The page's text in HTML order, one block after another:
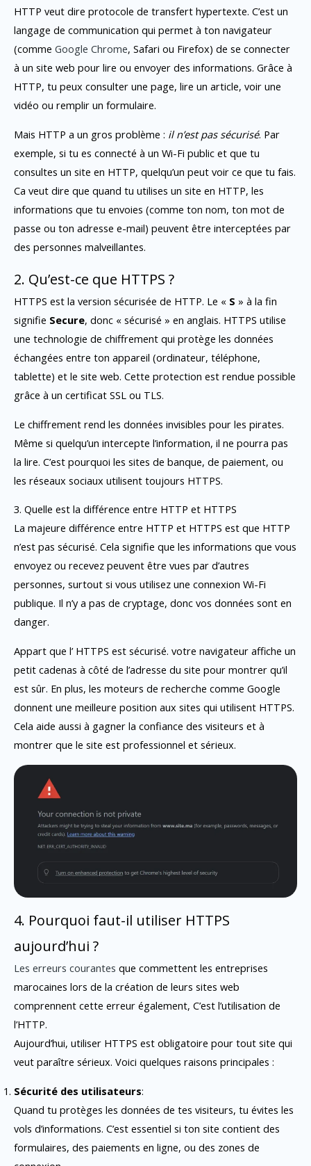
HTTP veut dire protocole de transfert hypertexte. C’est un
langage de communication qui permet à ton navigateur
(comme Google Chrome, Safari ou Firefox) de se connecter
à un site web pour lire ou envoyer des informations. Grâce à
HTTP, tu peux consulter une page, lire un article, voir une
vidéo ou remplir un formulaire.
Mais HTTP a un gros problème : il n’est pas sécurisé. Par
exemple, si tu es connecté à un Wi-Fi public et que tu
consultes un site en HTTP, quelqu’un peut voir ce que tu fais.
Ca veut dire que quand tu utilises un site en HTTP, les
informations que tu envoies (comme ton nom, ton mot de
passe ou ton adresse e-mail) peuvent être interceptées par
des personnes malveillantes.
2. Qu’est-ce que HTTPS ?
HTTPS est la version sécurisée de HTTP. Le « S » à la fin
signifie Secure, donc « sécurisé » en anglais. HTTPS utilise
une technologie de chiffrement qui protège les données
échangées entre ton appareil (ordinateur, téléphone,
tablette) et le site web. Cette protection est rendue possible
grâce à un certificat SSL ou TLS.
Le chiffrement rend les données invisibles pour les pirates.
Même si quelqu’un intercepte l’information, il ne pourra pas
la lire. C’est pourquoi les sites de banque, de paiement, ou
les réseaux sociaux utilisent toujours HTTPS.
3. Quelle est la différence entre HTTP et HTTPS
La majeure différence entre HTTP et HTTPS est que HTTP
n’est pas sécurisé. Cela signifie que les informations que vous
envoyez ou recevez peuvent être vues par d’autres
personnes, surtout si vous utilisez une connexion Wi-Fi
publique. Il n’y a pas de cryptage, donc vos données sont en
danger.
Appart que l’ HTTPS est sécurisé. votre navigateur affiche un
petit cadenas à côté de l’adresse du site pour montrer qu’il
est sûr. En plus, les moteurs de recherche comme Google
donnent une meilleure position aux sites qui utilisent HTTPS.
Cela aide aussi à gagner la confiance des visiteurs et à
montrer que le site est professionnel et sérieux.
4. Pourquoi faut-il utiliser HTTPS
aujourd’hui ?
Les erreurs courantes que commettent les entreprises
marocaines lors de la création de leurs sites web
comprennent cette erreur également, C’est l’utilisation de
l’HTTP.
Aujourd’hui, utiliser HTTPS est obligatoire pour tout site qui
veut paraître sérieux. Voici quelques raisons principales :
Sécurité des utilisateurs:
Quand tu protèges les données de tes visiteurs, tu évites les
vols d’informations. C’est essentiel si ton site contient des
formulaires, des paiements en ligne, ou des zones de